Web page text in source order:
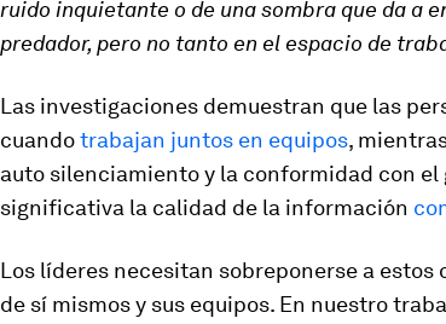
ruido inquietante o de una sombra que da a
predador, pero no tanto en el espacio de
Las investigaciones demuestran que las
cuandotrabajan juntos en equipos,
auto silenciamiento y la conformidad con
significativa la calidad de la información
Los líderes necesitan sobreponerse a estos
de sí mismos y sus equipos. En nuestro